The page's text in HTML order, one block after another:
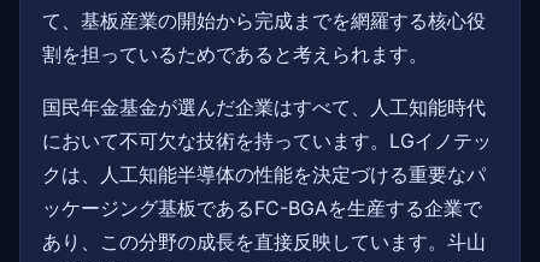
て、基板産業の開始から完成までを網羅する核心役
割を担っているためであると考えられます。
国民年金基金が選んだ企業はすべて、人工知能時代
において不可欠な技術を持っています。LGイノテッ
クは、人工知能半導体の性能を決定づける重要なパ
ッケージング基板であるFC-BGAを生産する企業で
あり、この分野の成長を直接反映しています。斗山